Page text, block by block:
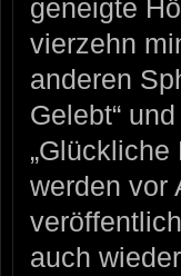
geneigte
vierzehn
anderen
Gelebt“
„Glückliche
werden vor
auch